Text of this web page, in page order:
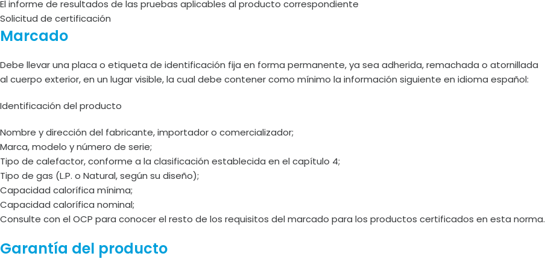
El informe de resultados de las pruebas aplicables al producto correspondiente
Solicitud de certificación
Marcado
Debe llevar una placa o etiqueta de identificación fija en forma permanente, ya sea adherida, remachada o atornillada
al cuerpo exterior, en un lugar visible, la cual debe contener como mínimo la información siguiente en idioma español:
Identificación del producto
Nombre y dirección del fabricante, importador o comercializador;
Marca, modelo y número de serie;
Tipo de calefactor, conforme a la clasificación establecida en el capítulo 4;
Tipo de gas (L.P. o Natural, según su diseño);
Capacidad calorífica mínima;
Capacidad calorífica nominal;
Consulte con el OCP para conocer el resto de los requisitos del marcado para los productos certificados en esta norma.
Garantía del producto